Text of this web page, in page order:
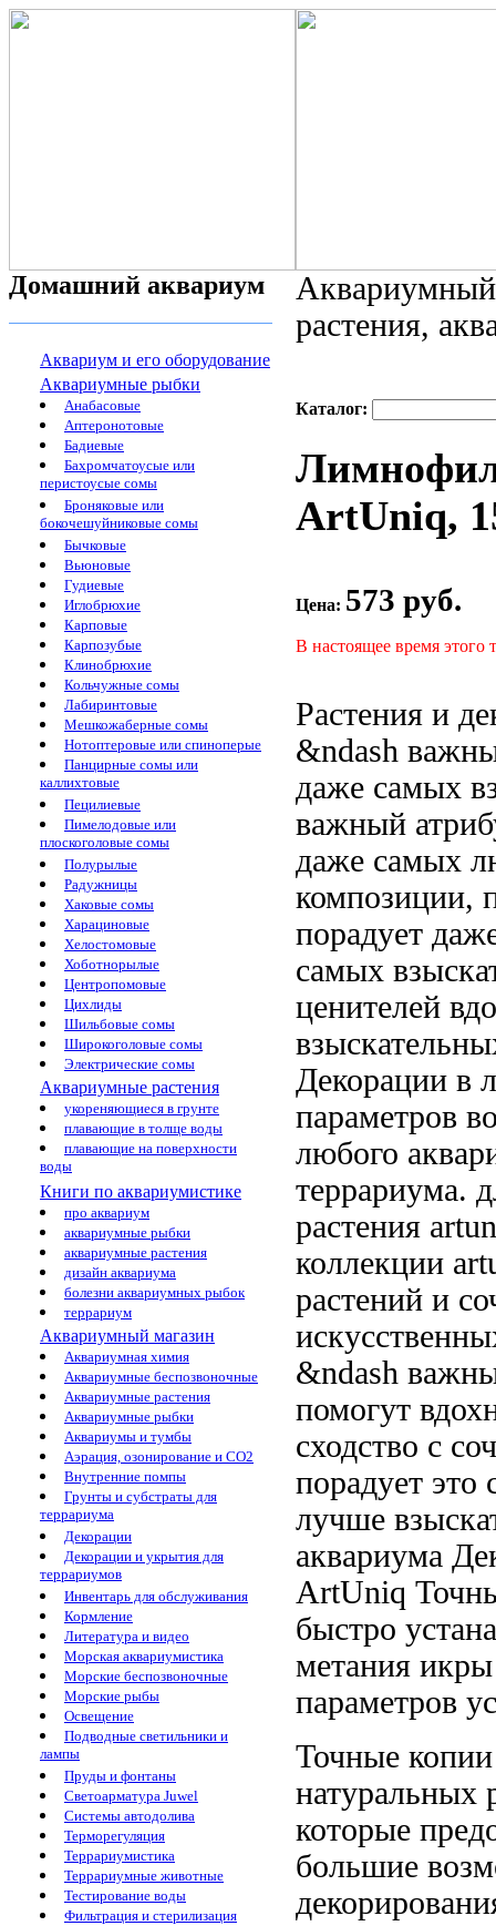
Домашний аквариум
Аквариум и его оборудование
Аквариумные рыбки
Анабасовые
Аптеронотовые
Бадиевые
Бахромчатоусые или
перистоусые сомы
Броняковые или
бокочешуйниковые сомы
Бычковые
Вьюновые
Гудиевые
Иглобрюхие
Карповые
Карпозубые
Клинобрюхие
Кольчужные сомы
Лабиринтовые
Мешкожаберные сомы
Нотоптеровые или спиноперые
Панцирные сомы или
каллихтовые
Пецилиевые
Пимелодовые или
плоскоголовые сомы
Полурылые
Радужницы
Хаковые сомы
Харациновые
Хелостомовые
Хоботнорылые
Центропомовые
Цихлиды
Шильбовые сомы
Широкоголовые сомы
Электрические сомы
Аквариумные растения
укореняющиеся в грунте
плавающие в толще воды
плавающие на поверхности
воды
Книги по аквариумистике
про аквариум
аквариумные рыбки
аквариумные растения
дизайн аквариума
болезни аквариумных рыбок
террариум
Аквариумный магазин
Аквариумная химия
Аквариумные беспозвоночные
Аквариумные растения
Аквариумные рыбки
Аквариумы и тумбы
Аэрация, озонирование и CO2
Внутренние помпы
Грунты и субстраты для
террариума
Декорации
Декорации и укрытия для
террариумов
Инвентарь для обслуживания
Кормление
Литература и видео
Морская аквариумистика
Морские беспозвоночные
Морские рыбы
Освещение
Подводные светильники и
лампы
Пруды и фонтаны
Светоарматура Juwel
Системы автодолива
Терморегуляция
Террариумистика
Террариумные животные
Тестирование воды
Фильтрация и стерилизация
растения,
Каталог:
ArtUniq,
Цена: 573 руб.
В настоящее время этого
Растения и
&ndash
даже самых
важный
даже самых
композиции,
порадует
самых
ценителей
Декорации в
параметров
любого
террариума.
растения
коллекции
растений и
&ndash
помогут
сходство с
порадует это
лучше
аквариума
ArtUniq
быстро
метания
параметров
Точные
натуральных
которые
большие